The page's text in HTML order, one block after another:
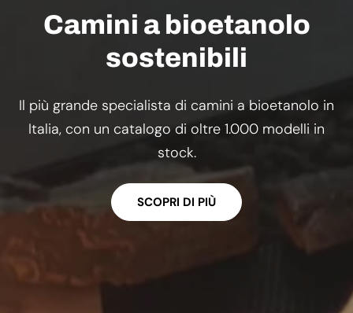
Camini a bioetanolo
sostenibili
Il più grande specialista di camini a bioetanolo in
Italia, con un catalogo di oltre 1.000 modelli in
stock.
SCOPRI DI PIÙ